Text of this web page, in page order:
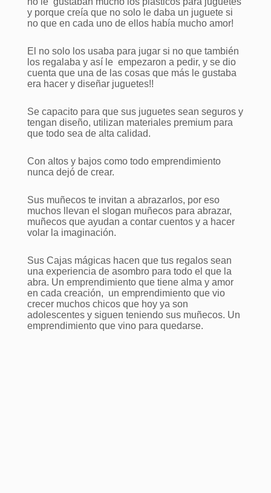
y porque creía que no solo le daba un juguete si
no que en cada uno de ellos había mucho amor!
El no solo los usaba para jugar si no que también
los regalaba y así le empezaron a pedir, y se dio
cuenta que una de las cosas que más le gustaba
era hacer y diseñar juguetes!!
Se capacito para que sus juguetes sean seguros y
tengan diseño, utilizan materiales premium para
que todo sea de alta calidad.
Con altos y bajos como todo emprendimiento
nunca dejó de crear.
Sus muñecos te invitan a abrazarlos, por eso
muchos llevan el slogan muñecos para abrazar,
muñecos que ayudan a contar cuentos y a hacer
volar la imaginación.
Sus Cajas mágicas hacen que tus regalos sean
una experiencia de asombro para todo el que la
abra. Un emprendimiento que tiene alma y amor
en cada creación, un emprendimiento que vio
crecer muchos chicos que hoy ya son
adolescentes y siguen teniendo sus muñecos. Un
emprendimiento que vino para quedarse.